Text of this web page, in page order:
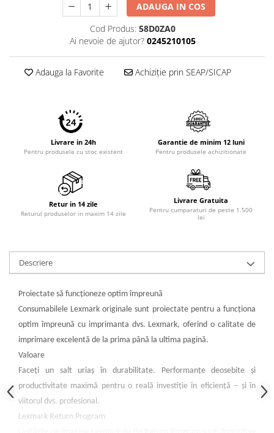
Accesorii laptop
Mini PC AI
Piese si accesorii
Workstation
All-in-One PC
Monitoare LED
Accesorii monitoare
Componente
Placi video
Procesoare
Memorii RAM
SSD-uri interne
Hard disk-uri interne
ADAUGA IN COS
Cod Produs: 58D0ZA0
Ai nevoie de ajutor? 0245210105
Adauga la Favorite Achiziție prin SEAP/SICAP
Livrare in 24h
Pentru produsele cu stoc existent
Garantie de minim 12 luni
Pentru produsele achizitionate
Retur in 14 zile
Returul produselor in maxim 14 zile
Livrare Gratuita
Pentru cumparaturi de peste 1.500
lei
Descriere
Proiectate să funcţioneze optim împreună
Consumabilele Lexmark originale sunt proiectate pentru a funcţiona
optim împreună cu imprimanta dvs. Lexmark, oferind o calitate de
imprimare excelentă de la prima până la ultima pagină.
Valoare
Faceţi un salt uriaş în durabilitate. Performanţe deosebite şi
productivitate maximă pentru o reală investiţie în eficienţă – şi în
viitorul dvs. profesional.
Lexmark Return Program